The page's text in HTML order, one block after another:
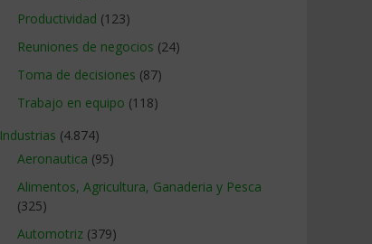
Productividad (123)
Reuniones de negocios (24)
Toma de decisiones (87)
Trabajo en equipo (118)
Industrias (4.874)
Aeronautica (95)
Alimentos, Agricultura, Ganaderia y Pesca
(325)
Automotriz (379)